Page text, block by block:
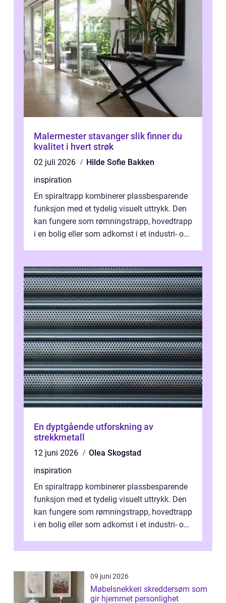
Malermester stavanger slik finner du
kvalitet i hvert strøk
02 juli 2026
Hilde Sofie Bakken
inspiration
En spiraltrapp kombinerer plassbesparende
funksjon med et tydelig visuelt uttrykk. Den
kan fungere som rømningstrapp, hovedtrapp
i en bolig eller som adkomst i et industri- og
En dyptgående utforskning av
strekkmetall
12 juni 2026
Olea Skogstad
inspiration
En spiraltrapp kombinerer plassbesparende
funksjon med et tydelig visuelt uttrykk. Den
kan fungere som rømningstrapp, hovedtrapp
i en bolig eller som adkomst i et industri- og
09 juni 2026
Møbelsnekkeri skreddersøm som
gir hjemmet personlighet